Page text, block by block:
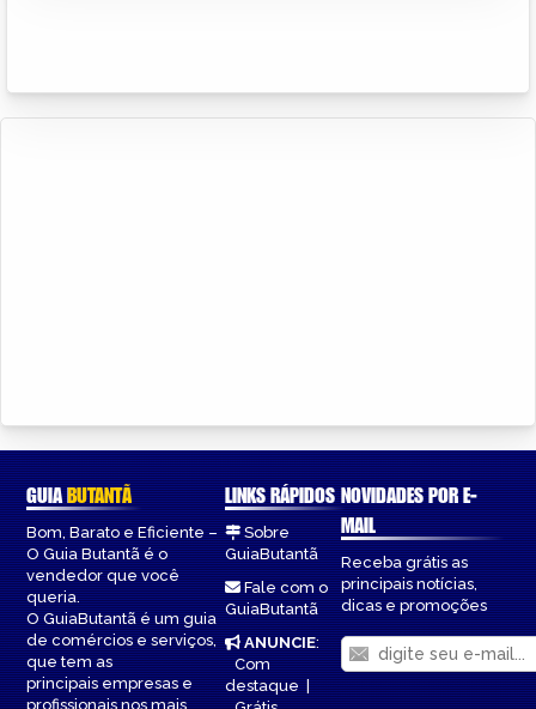
GUIABUTANTÃ
Bom, Barato e Eficiente –
O Guia Butantã é o
vendedor que você
queria.
O GuiaButantã é um guia
de comércios e serviços,
que tem as
principais empresas e
profissionais nos mais
LINKS RÁPIDOS
Sobre
GuiaButantã
Fale com o
GuiaButantã
ANUNCIE:
Com
destaque|
NOVIDADES POR E-
MAIL
Receba grátis as
principais notícias,
dicas e promoções